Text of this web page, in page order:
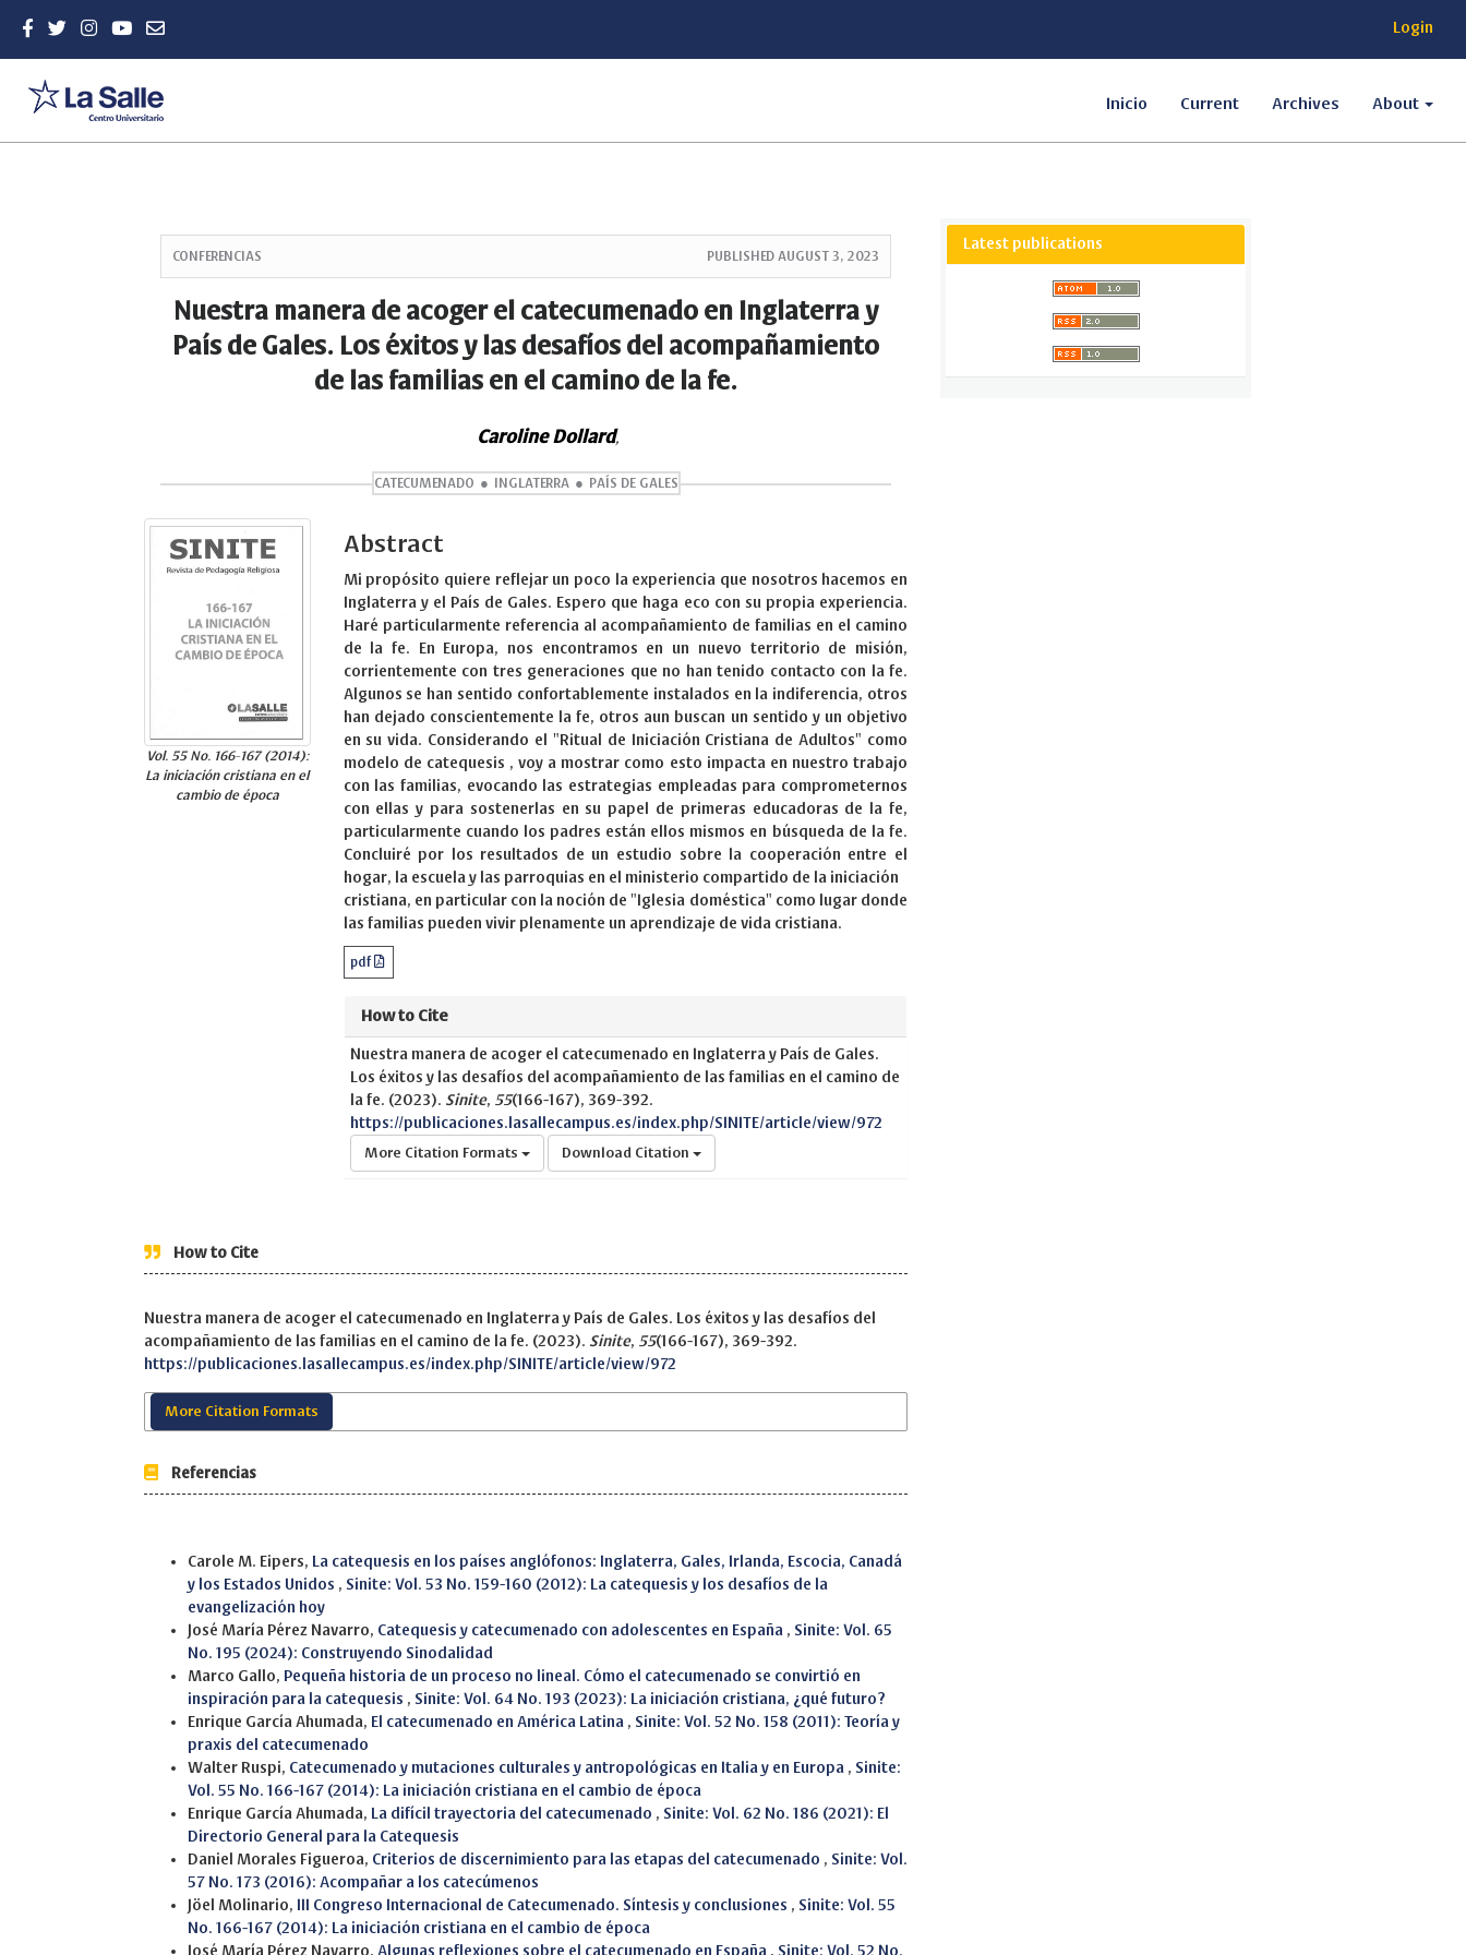
Login
Inicio Current Archives About
CONFERENCIAS PUBLISHED AUGUST 3, 2023
Nuestra manera de acoger el catecumenado en Inglaterra y
País de Gales. Los éxitos y las desafíos del acompañamiento
de las familias en el camino de la fe.
Caroline Dollard,
CATECUMENADO INGLATERRA PAÍS DE GALES
Vol. 55 No. 166-167 (2014):
La iniciación cristiana en el
cambio de época
Abstract
Mi propósito quiere reflejar un poco la experiencia que nosotros hacemos en
Inglaterra y el País de Gales. Espero que haga eco con su propia experiencia.
Haré particularmente referencia al acompañamiento de familias en el camino
de la fe. En Europa, nos encontramos en un nuevo territorio de misión,
corrientemente con tres generaciones que no han tenido contacto con la fe.
Algunos se han sentido confortablemente instalados en la indiferencia, otros
han dejado conscientemente la fe, otros aun buscan un sentido y un objetivo
en su vida. Considerando el "Ritual de Iniciación Cristiana de Adultos" como
modelo de catequesis , voy a mostrar como esto impacta en nuestro trabajo
con las familias, evocando las estrategias empleadas para comprometernos
con ellas y para sostenerlas en su papel de primeras educadoras de la fe,
particularmente cuando los padres están ellos mismos en búsqueda de la fe.
Concluiré por los resultados de un estudio sobre la cooperación entre el
hogar, la escuela y las parroquias en el ministerio compartido de la iniciación
cristiana, en particular con la noción de "Iglesia doméstica" como lugar donde
las familias pueden vivir plenamente un aprendizaje de vida cristiana.
pdf
How to Cite
Nuestra manera de acoger el catecumenado en Inglaterra y País de Gales.
Los éxitos y las desafíos del acompañamiento de las familias en el camino de
la fe. (2023). Sinite, 55(166-167), 369-392.
https://publicaciones.lasallecampus.es/index.php/SINITE/article/view/972
More Citation Formats Download Citation
How to Cite
Nuestra manera de acoger el catecumenado en Inglaterra y País de Gales. Los éxitos y las desafíos del
acompañamiento de las familias en el camino de la fe. (2023). Sinite, 55(166-167), 369-392.
https://publicaciones.lasallecampus.es/index.php/SINITE/article/view/972
More Citation Formats
Referencias
Carole M. Eipers, La catequesis en los países anglófonos: Inglaterra, Gales, Irlanda, Escocia, Canadá
y los Estados Unidos , Sinite: Vol. 53 No. 159-160 (2012): La catequesis y los desafíos de la
evangelización hoy
José María Pérez Navarro, Catequesis y catecumenado con adolescentes en España , Sinite: Vol. 65
No. 195 (2024): Construyendo Sinodalidad
Marco Gallo, Pequeña historia de un proceso no lineal. Cómo el catecumenado se convirtió en
inspiración para la catequesis , Sinite: Vol. 64 No. 193 (2023): La iniciación cristiana, ¿qué futuro?
Enrique García Ahumada, El catecumenado en América Latina , Sinite: Vol. 52 No. 158 (2011): Teoría y
praxis del catecumenado
Walter Ruspi, Catecumenado y mutaciones culturales y antropológicas en Italia y en Europa , Sinite:
Vol. 55 No. 166-167 (2014): La iniciación cristiana en el cambio de época
Enrique García Ahumada, La difícil trayectoria del catecumenado , Sinite: Vol. 62 No. 186 (2021): El
Directorio General para la Catequesis
Daniel Morales Figueroa, Criterios de discernimiento para las etapas del catecumenado , Sinite: Vol.
57 No. 173 (2016): Acompañar a los catecúmenos
Jöel Molinario,
III Congreso Internacional de Catecumenado. Síntesis y conclusiones , Sinite: Vol. 55
No. 166-167 (2014): La iniciación cristiana en el cambio de época
José María Pérez Navarro, Algunas reflexiones sobre el catecumenado en España , Sinite: Vol. 52 No.
Latest publications